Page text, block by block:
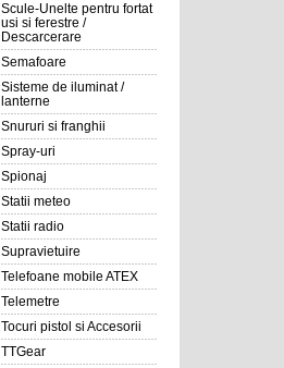
Scule-Unelte pentru fortat
usi si ferestre /
Descarcerare
Semafoare
Sisteme de iluminat /
lanterne
Snururi si franghii
Spray-uri
Spionaj
Statii meteo
Statii radio
Supravietuire
Telefoane mobile ATEX
Telemetre
Tocuri pistol si Accesorii
TTGear